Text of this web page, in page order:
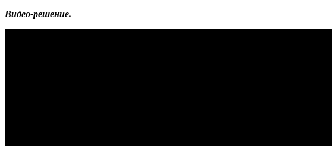
Видео-решение.